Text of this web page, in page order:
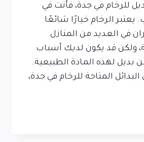
للرخام في جدة، فأنت في
يعتبر الرخام خيارًا شائعًا
في العديد من المنازل
ولكن قد يكون لديك أسباب
بديل لهذه المادة الطبيعية.
المتاحة للرخام في جدة،